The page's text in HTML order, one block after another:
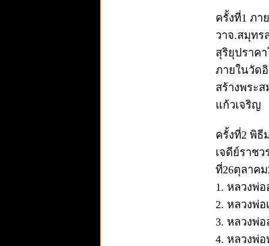
ครั้งที่1 ภา
วาจ.สมุทร
สุริยุปราค
ภายในวัด
สร้างพระ
แก้วเจริญ
ครั้งที่2 พิธี
เจดีย์ราช
ที่26ตุลาค
1. หลวงพ่
2. หลวงพ่
3. หลวงพ่
4. หลวงพ่